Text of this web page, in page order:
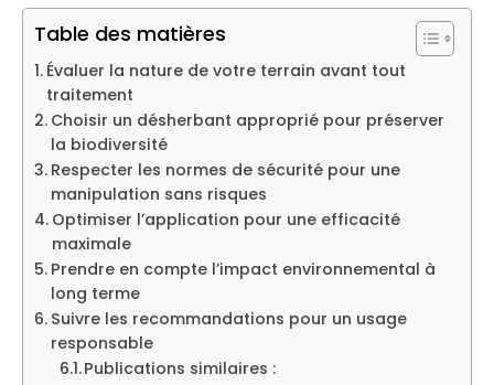
Table des matières
Évaluer la nature de votre terrain avant tout
traitement
Choisir un désherbant approprié pour préserver
la biodiversité
Respecter les normes de sécurité pour une
manipulation sans risques
Optimiser l’application pour une efficacité
maximale
Prendre en compte l’impact environnemental à
long terme
Suivre les recommandations pour un usage
responsable
Publications similaires :